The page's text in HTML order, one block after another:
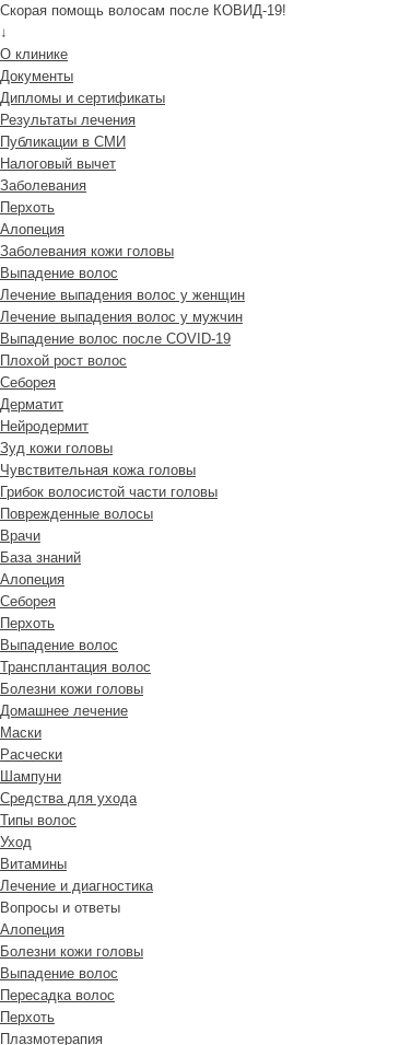
Скорая помощь волосам после КОВИД-19!
↓
О клинике
Документы
Дипломы и сертификаты
Результаты лечения
Публикации в СМИ
Налоговый вычет
Заболевания
Перхоть
Алопеция
Заболевания кожи головы
Выпадение волос
Лечение выпадения волос у женщин
Лечение выпадения волос у мужчин
Выпадение волос после COVID-19
Плохой рост волос
Cеборея
Дерматит
Нейродермит
Зуд кожи головы
Чувствительная кожа головы
Грибок волосистой части головы
Поврежденные волосы
Врачи
База знаний
Алопеция
Себорея
Перхоть
Выпадение волос
Трансплантация волос
Болезни кожи головы
Домашнее лечение
Маски
Расчески
Шампуни
Средства для ухода
Типы волос
Уход
Витамины
Лечение и диагностика
Вопросы и ответы
Алопеция
Болезни кожи головы
Выпадение волос
Пересадка волос
Перхоть
Плазмотерапия